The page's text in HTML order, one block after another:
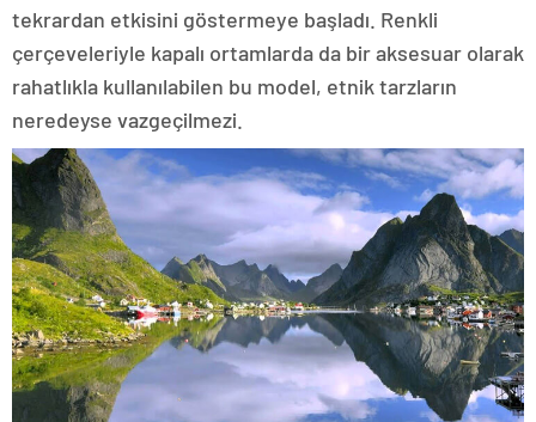
tekrardan etkisini göstermeye başladı. Renkli
çerçeveleriyle kapalı ortamlarda da bir aksesuar olarak
rahatlıkla kullanılabilen bu model, etnik tarzların
neredeyse vazgeçilmezi.